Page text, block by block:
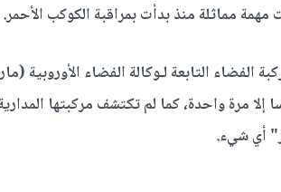
مماثلة منذ بدأت بمراقبة الكوكب الأحمر.
الفضاء التابعة لـوكالة الفضاء
مرة واحدة، كما لم تكتشف مركبتها
أي شيء.